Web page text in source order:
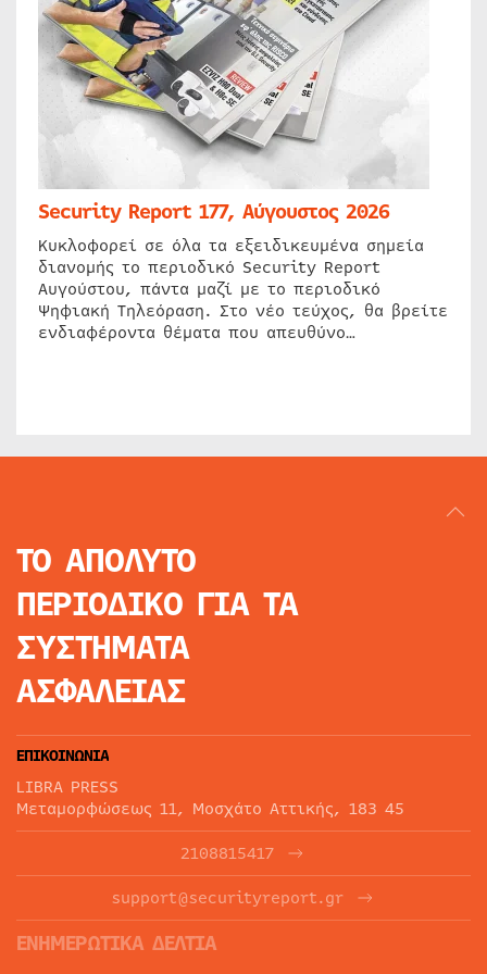
Security Report 177, Αύγουστος 2026
Κυκλοφορεί σε όλα τα εξειδικευμένα σημεία
διανομής το περιοδικό Security Report
Αυγούστου, πάντα μαζί με το περιοδικό
Ψηφιακή Τηλεόραση. Στο νέο τεύχος, θα βρείτε
ενδιαφέροντα θέματα που απευθύνο…
ΤΟ ΑΠΟΛΥΤΟ
ΠΕΡΙΟΔΙΚΟ ΓΙΑ ΤΑ
ΣΥΣΤΗΜΑΤΑ
ΑΣΦΑΛΕΙΑΣ
ΕΠΙΚΟΙΝΩΝΙΑ
LIBRA PRESS
Μεταμορφώσεως 11, Μοσχάτο Αττικής, 183 45
2108815417
support@securityreport.gr
ΕΝΗΜΕΡΩΤΙΚΑ ΔΕΛΤΙΑ